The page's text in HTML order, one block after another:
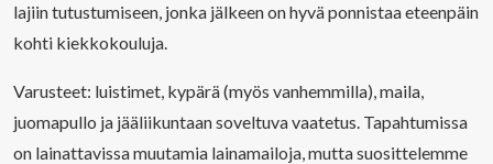
lajiin tutustumiseen, jonka jälkeen on hyvä ponnistaa eteenpäin
kohti kiekkokouluja.
Varusteet: luistimet, kypärä (myös vanhemmilla), maila,
juomapullo ja jääliikuntaan soveltuva vaatetus. Tapahtumissa
on lainattavissa muutamia lainamailoja, mutta suosittelemme